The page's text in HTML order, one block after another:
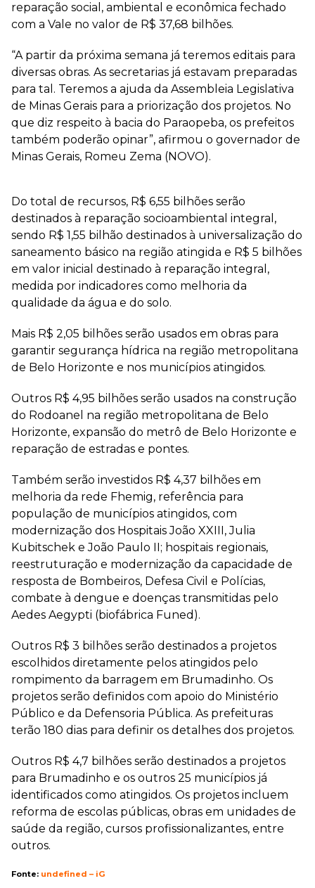
reparação social, ambiental e econômica fechado
com a Vale no valor de R$ 37,68 bilhões.
“A partir da próxima semana já teremos editais para
diversas obras. As secretarias já estavam preparadas
para tal. Teremos a ajuda da Assembleia Legislativa
de Minas Gerais para a priorização dos projetos. No
que diz respeito à bacia do Paraopeba, os prefeitos
também poderão opinar”, afirmou o governador de
Minas Gerais, Romeu Zema (NOVO).
Do total de recursos, R$ 6,55 bilhões serão
destinados à reparação socioambiental integral,
sendo R$ 1,55 bilhão destinados à universalização do
saneamento básico na região atingida e R$ 5 bilhões
em valor inicial destinado à reparação integral,
medida por indicadores como melhoria da
qualidade da água e do solo.
Mais R$ 2,05 bilhões serão usados em obras para
garantir segurança hídrica na região metropolitana
de Belo Horizonte e nos municípios atingidos.
Outros R$ 4,95 bilhões serão usados na construção
do Rodoanel na região metropolitana de Belo
Horizonte, expansão do metrô de Belo Horizonte e
reparação de estradas e pontes.
Também serão investidos R$ 4,37 bilhões em
melhoria da rede Fhemig, referência para
população de municípios atingidos, com
modernização dos Hospitais João XXIII, Julia
Kubitschek e João Paulo II; hospitais regionais,
reestruturação e modernização da capacidade de
resposta de Bombeiros, Defesa Civil e Polícias,
combate à dengue e doenças transmitidas pelo
Aedes Aegypti (biofábrica Funed).
Outros R$ 3 bilhões serão destinados a projetos
escolhidos diretamente pelos atingidos pelo
rompimento da barragem em Brumadinho. Os
projetos serão definidos com apoio do Ministério
Público e da Defensoria Pública. As prefeituras
terão 180 dias para definir os detalhes dos projetos.
Outros R$ 4,7 bilhões serão destinados a projetos
para Brumadinho e os outros 25 municípios já
identificados como atingidos. Os projetos incluem
reforma de escolas públicas, obras em unidades de
saúde da região, cursos profissionalizantes, entre
outros.
Fonte: undefined – iG